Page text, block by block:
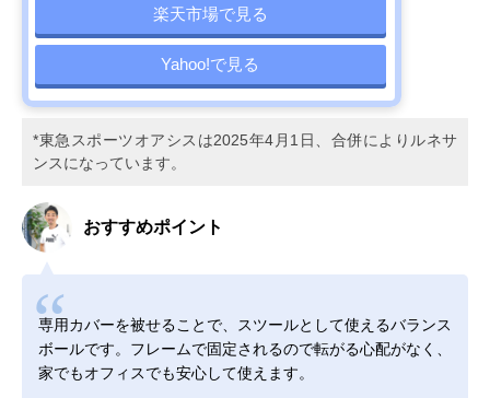
楽天市場で見る
Yahoo!で見る
*東急スポーツオアシスは2025年4月1日、合併によりルネサ
ンスになっています。
おすすめポイント
専用カバーを被せることで、スツールとして使えるバランス
ボールです。フレームで固定されるので転がる心配がなく、
家でもオフィスでも安心して使えます。